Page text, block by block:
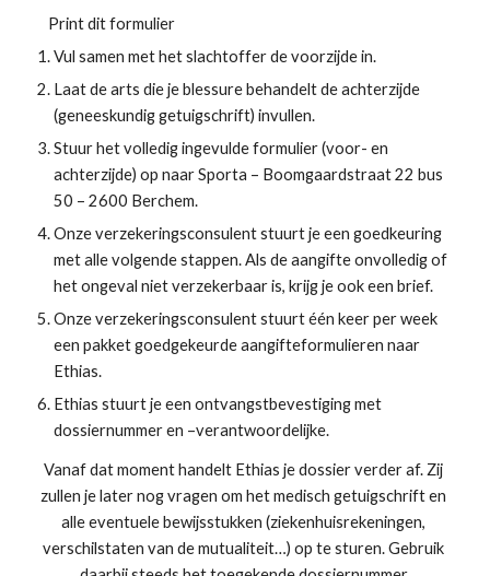
Print dit formulier
Vul samen met het slachtoffer de voorzijde in.
Laat de arts die je blessure behandelt de achterzijde
(geneeskundig getuigschrift) invullen.
Stuur het volledig ingevulde formulier (voor- en
achterzijde) op naar Sporta – Boomgaardstraat 22 bus
50 – 2600 Berchem.
Onze verzekeringsconsulent stuurt je een goedkeuring
met alle volgende stappen. Als de aangifte onvolledig of
het ongeval niet verzekerbaar is, krijg je ook een brief.
Onze verzekeringsconsulent stuurt één keer per week
een pakket goedgekeurde aangifteformulieren naar
Ethias.
Ethias stuurt je een ontvangstbevestiging met
dossiernummer en –verantwoordelijke.
Vanaf dat moment handelt Ethias je dossier verder af. Zij
zullen je later nog vragen om het medisch getuigschrift en
alle eventuele bewijsstukken (ziekenhuisrekeningen,
verschilstaten van de mutualiteit…) op te sturen. Gebruik